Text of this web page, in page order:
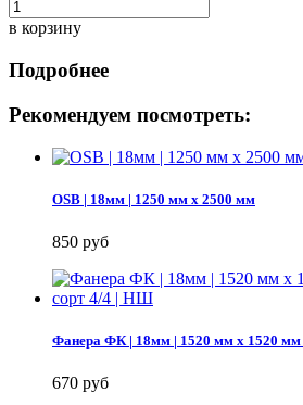
в корзину
Подробнее
Рекомендуем посмотреть:
OSB | 18мм | 1250 мм х 2500 мм
850 руб
Фанера ФК | 18мм | 1520 мм х 1520 мм
670 руб